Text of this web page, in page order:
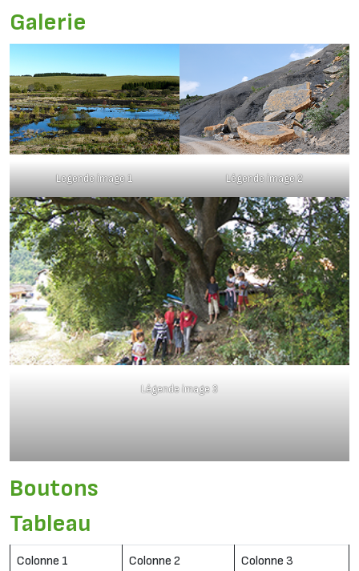
Galerie
Legende image 1 Légende image 2
Légende image 3
Boutons
Tableau
Colonne 1 Colonne 2 Colonne 3